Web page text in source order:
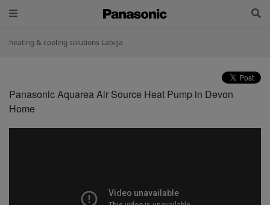
heating & cooling solutions Latvija
Panasonic Aquarea Air Source Heat Pump in Devon
Home